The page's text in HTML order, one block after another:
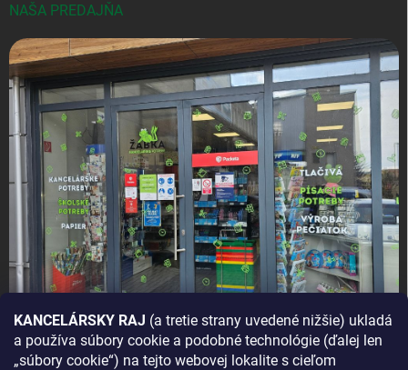
KANCELÁRSKY RAJ (a tretie strany uvedené nižšie) ukladá
a používa súbory cookie a podobné technológie (ďalej len
„súbory cookie“) na tejto webovej lokalite s cieľom
NAŠA PREDAJŇA
AKO SA K NÁM DOSTANETE?